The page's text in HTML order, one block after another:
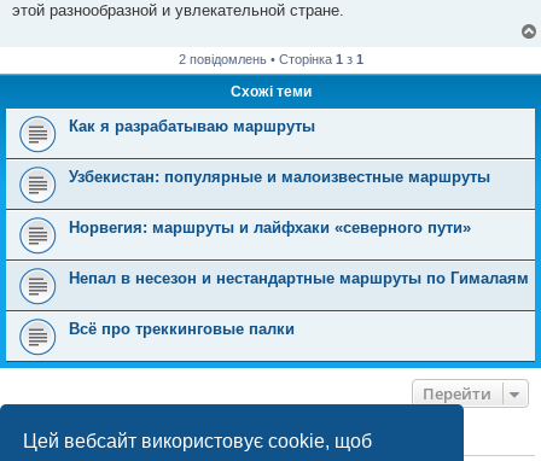
Цей вебсайт використовує cookie, щоб
этой разнообразной и увлекательной стране.
2 повідомлень • Сторінка 1 з 1
Схожі теми
Как я разрабатываю маршруты
Узбекистан: популярные и малоизвестные маршруты
Норвегия: маршруты и лайфхаки «северного пути»
Непал в несезон и нестандартные маршруты по Гималаям
Всё про треккинговые палки
Перейти
ХТО ЗАРАЗ ОНЛАЙН